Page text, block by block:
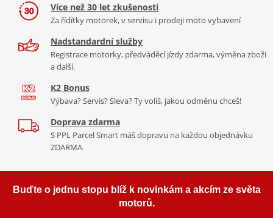
Více než 30 let zkušeností
Za řídítky motorek, v servisu i prodeji moto vybavení
Nadstandardní služby
Registrace motorky, předváděcí jízdy zdarma, výměna zboží
a další.
K2 Bonus
Výbava? Servis? Sleva? Ty volíš, jakou odměnu chceš!
Doprava zdarma
S PPL Parcel Smart máš dopravu na každou objednávku
ZDARMA.
Buďte o jednu stopu blíž k novinkám a akcím ze světa
motorů.